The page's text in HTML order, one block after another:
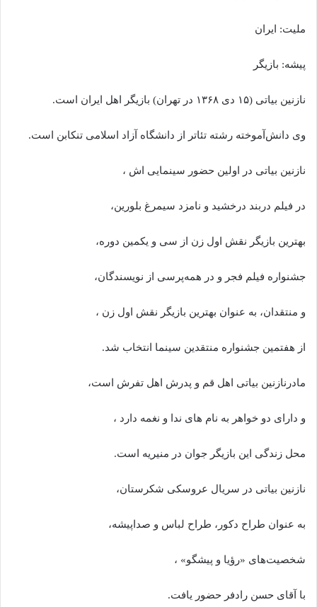
ملیت: ایران
پیشه: بازیگر
نازنین بیاتی (۱۵ دی ۱۳۶۸ در تهران) بازیگر اهل ایران است.
وی دانش‌آموخته رشته تئاتر از دانشگاه آزاد اسلامی تنکابن است.
نازنین بیاتی در اولین حضور سینمایی اش ،
در فیلم دربند درخشید و نامزد سیمرغ بلورین،
بهترین بازیگر نقش اول زن از سی و یکمین دوره،
جشنواره فیلم فجر و در همه‌پرسی از نویسندگان،
و منتقدان، به عنوان بهترین بازیگر نقش اول زن ،
از هفتمین جشنواره منتقدین سینما انتخاب شد.
مادرنازنین بیاتی اهل قم و پدرش اهل تفرش است،
و دارای دو خواهر به نام های ندا و نغمه دارد ،
محل زندگی این بازیگر جوان در منیریه است.
نازنین بیاتی در سریال عروسکی شکرستان،
به عنوان طراح دکور، طراح لباس و صداپیشه،
شخصیت‌های «رؤیا و پیشگو» ،
با آقای حسن رادفر حضور یافت.